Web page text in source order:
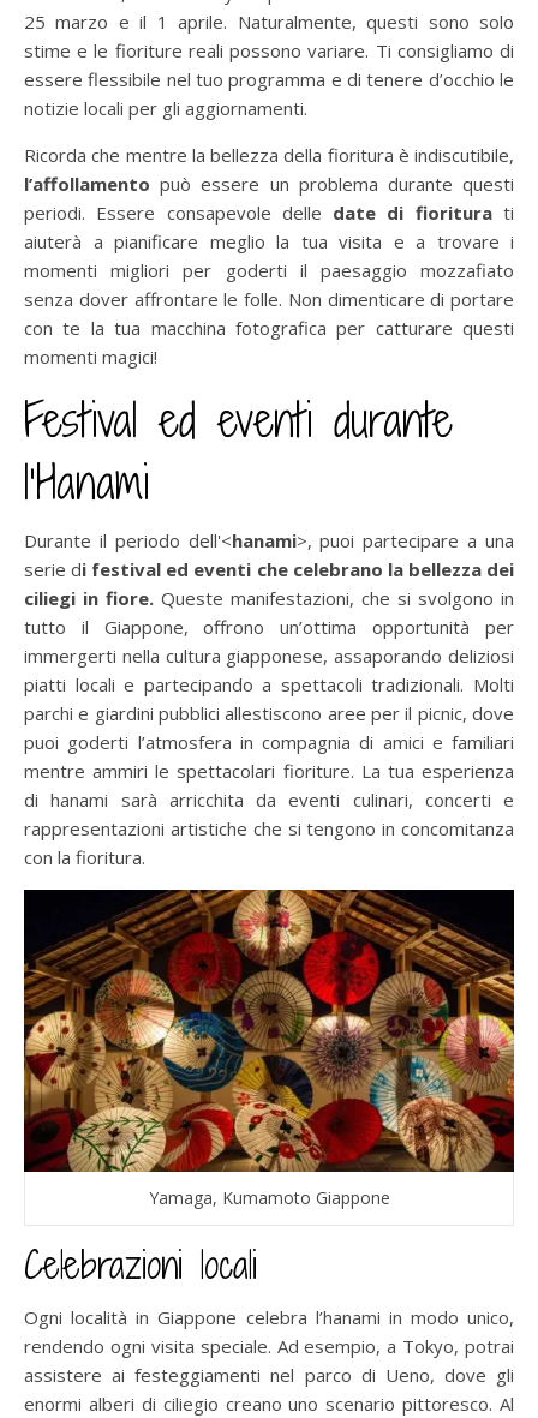
25 marzo e il 1 aprile. Naturalmente, questi sono solo
stime e le fioriture reali possono variare. Ti consigliamo di
essere flessibile nel tuo programma e di tenere d’occhio le
notizie locali per gli aggiornamenti.
Ricorda che mentre la bellezza della fioritura è indiscutibile,
l’affollamento può essere un problema durante questi
periodi. Essere consapevole delle date di fioriturati
aiuterà a pianificare meglio la tua visita e a trovare i
momenti migliori per goderti il paesaggio mozzafiato
senza dover affrontare le folle. Non dimenticare di portare
con te la tua macchina fotografica per catturare questi
momenti magici!
Festival ed eventi durante
l’Hanami
Durante il periodo dell'<hanami>, puoi partecipare a una
serie di festival ed eventi che celebrano la bellezza dei
ciliegi in fiore. Queste manifestazioni, che si svolgono in
tutto il Giappone, offrono un’ottima opportunità per
immergerti nella cultura giapponese, assaporando deliziosi
piatti locali e partecipando a spettacoli tradizionali. Molti
parchi e giardini pubblici allestiscono aree per il picnic, dove
puoi goderti l’atmosfera in compagnia di amici e familiari
mentre ammiri le spettacolari fioriture. La tua esperienza
di hanami sarà arricchita da eventi culinari, concerti e
rappresentazioni artistiche che si tengono in concomitanza
con la fioritura.
Yamaga, Kumamoto Giappone
Celebrazioni locali
Ogni località in Giappone celebra l’hanami in modo unico,
rendendo ogni visita speciale. Ad esempio, a Tokyo, potrai
assistere ai festeggiamenti nel parco di Ueno, dove gli
enormi alberi di ciliegio creano uno scenario pittoresco. Al